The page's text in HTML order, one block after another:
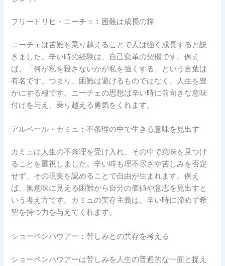
フリードリヒ・ニーチェ：困難は成長の糧
ニーチェは苦難を乗り越えることで人は強く成長すると説
きました。辛い時の経験は、自己変革の契機です。例え
ば、「何が私を殺さないかが私を強くする」という言葉は
有名です。つまり、困難は避けるものではなく、人生を豊
かにする糧です。ニーチェの思想は辛い時に前向きな意味
付けを与え、乗り越える勇気をくれます。
アルベール・カミュ：不条理の中で生きる意味を見出す
カミュは人生の不条理を受け入れ、その中で意味を見つけ
ることを重視しました。辛い時も理不尽さや苦しみを否定
せず、その現実を認めることで自由が生まれます。例え
ば、無意味に見える困難から自分の価値や意志を見出すと
いう考え方です。カミュの実存主義は、辛い時に諦めず希
望を持つ力を与えてくれます。
ショーペンハウアー：苦しみとの共存を考える
ショーペンハウアーは苦しみを人生の普遍的な一面と捉え